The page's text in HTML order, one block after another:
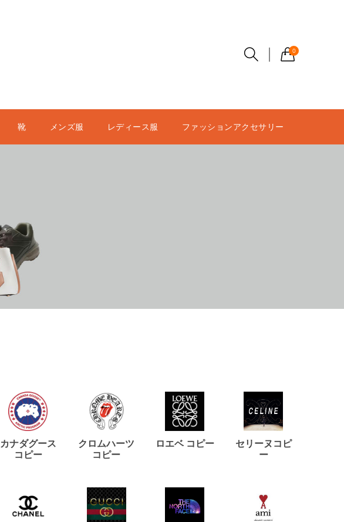
0
靴 メンズ服 レディース服 ファッションアクセサリー
カナダグース
コピー
クロムハーツ
コピー
ロエベ コピー
セリーヌコピ
ー